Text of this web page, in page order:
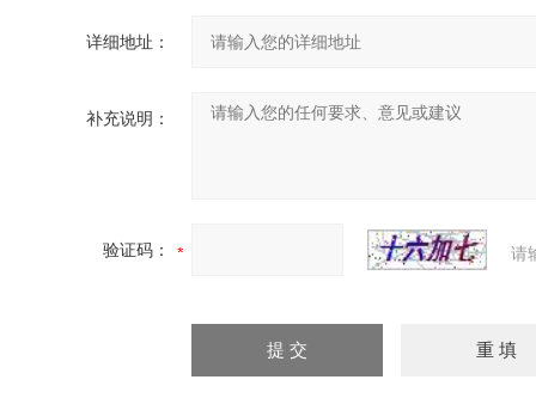
详细地址：
补充说明：
验证码： 请